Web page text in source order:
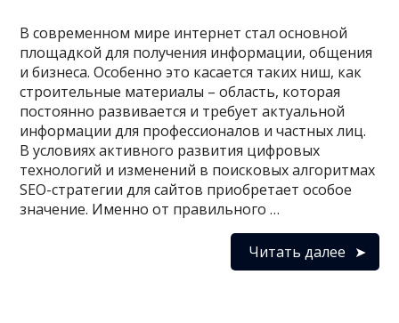
В современном мире интернет стал основной
площадкой для получения информации, общения
и бизнеса. Особенно это касается таких ниш, как
строительные материалы – область, которая
постоянно развивается и требует актуальной
информации для профессионалов и частных лиц.
В условиях активного развития цифровых
технологий и изменений в поисковых алгоритмах
SEO-стратегии для сайтов приобретает особое
значение. Именно от правильного …
Читать далее